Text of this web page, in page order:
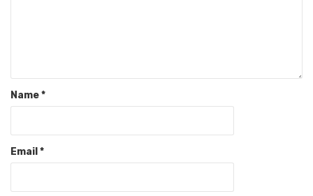
Name*
Email *